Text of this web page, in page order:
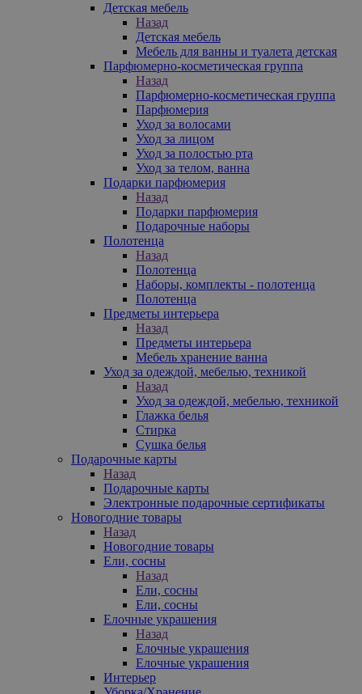
Детская мебель
Назад
Детская мебель
Мебель для ванны и туалета детская
Парфюмерно-косметическая группа
Назад
Парфюмерно-косметическая группа
Парфюмерия
Уход за волосами
Уход за лицом
Уход за полостью рта
Уход за телом, ванна
Подарки парфюмерия
Назад
Подарки парфюмерия
Подарочные наборы
Полотенца
Назад
Полотенца
Наборы, комплекты - полотенца
Полотенца
Предметы интерьера
Назад
Предметы интерьера
Мебель хранение ванна
Уход за одеждой, мебелью, техникой
Назад
Уход за одеждой, мебелью, техникой
Глажка белья
Стирка
Сушка белья
Подарочные карты
Назад
Подарочные карты
Электронные подарочные сертификаты
Новогодние товары
Назад
Новогодние товары
Ели, сосны
Назад
Ели, сосны
Ели, сосны
Елочные украшения
Назад
Елочные украшения
Елочные украшения
Интерьер